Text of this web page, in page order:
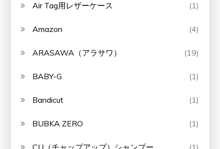
Air Tag用レザーケース (1)
Amazon (4)
ARASAWA（アラサワ） (19)
BABY-G (1)
Bandicut (1)
BUBKA ZERO (1)